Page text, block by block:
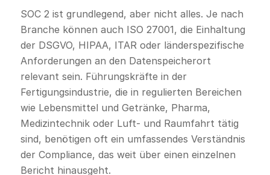
SOC 2 ist grundlegend, aber nicht alles. Je nach
Branche können auch ISO 27001, die Einhaltung
der DSGVO, HIPAA, ITAR oder länderspezifische
Anforderungen an den Datenspeicherort
relevant sein. Führungskräfte in der
Fertigungsindustrie, die in regulierten Bereichen
wie Lebensmittel und Getränke, Pharma,
Medizintechnik oder Luft- und Raumfahrt tätig
sind, benötigen oft ein umfassendes Verständnis
der Compliance, das weit über einen einzelnen
Bericht hinausgeht.